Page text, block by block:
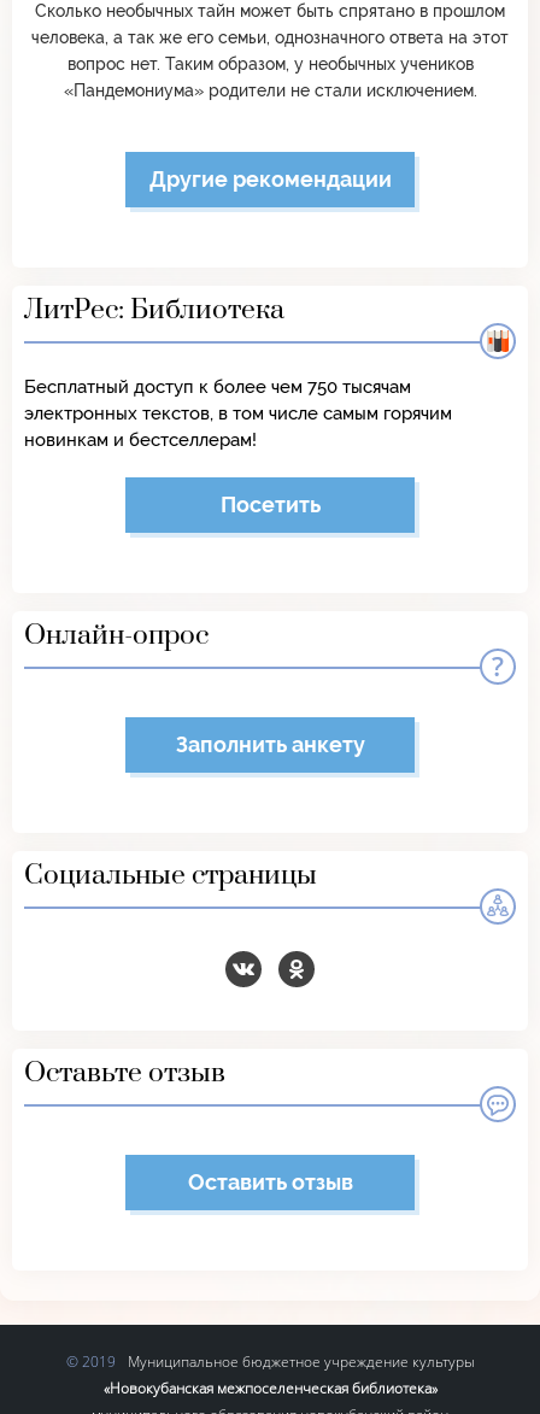
Сколько необычных тайн может быть спрятано в прошлом
человека, а так же его семьи, однозначного ответа на этот
вопрос нет. Таким образом, у необычных учеников
«Пандемониума» родители не стали исключением.
Другие рекомендации
ЛитРес: Библиотека
Бесплатный доступ к более чем 750 тысячам
электронных текстов, в том числе самым горячим
новинкам и бестселлерам!
Посетить
Онлайн-опрос
Заполнить анкету
Социальные страницы
Оставьте отзыв
Оставить отзыв
Муниципальное бюджетное учреждение культуры
«Новокубанская межпоселенческая библиотека»